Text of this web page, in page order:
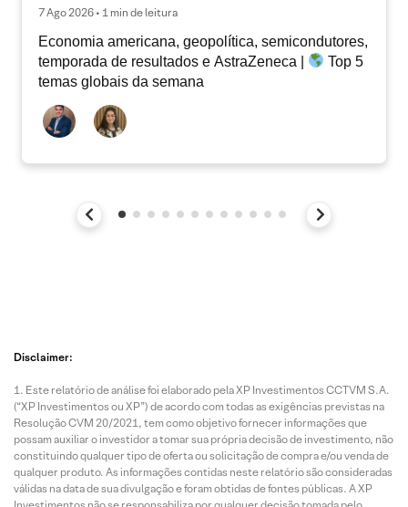
7 Ago 2026 • 1 min de leitura
Economia americana, geopolítica, semicondutores,
temporada de resultados e AstraZeneca |
Top 5
temas globais da semana
Disclaimer:
Este relatório de análise foi elaborado pela XP Investimentos CCTVM S.A.
(“XP Investimentos ou XP”) de acordo com todas as exigências previstas na
Resolução CVM 20/2021, tem como objetivo fornecer informações que
possam auxiliar o investidor a tomar sua própria decisão de investimento, não
constituindo qualquer tipo de oferta ou solicitação de compra e/ou venda de
qualquer produto. As informações contidas neste relatório são consideradas
válidas na data de sua divulgação e foram obtidas de fontes públicas. A XP